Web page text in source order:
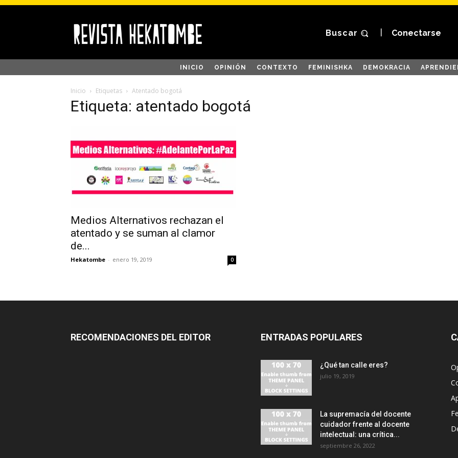
Buscar Conectarse
INICIO OPINIÓN CONTEXTO FEMINISHKA DEMOKRACIA
Inicio Etiquetas Atentado bogotá
Etiqueta: atentado bogotá
Medios Alternativos rechazan el
atentado y se suman al clamor
de...
Hekatombe - enero 19, 2019 0
RECOMENDACIONES DEL EDITOR ENTRADAS POPULARES
¿Qué tan calle eres?
julio 19, 2019
La supremacía del docente
cuidador frente al docente
intelectual: una crítica...
septiembre 26, 2022